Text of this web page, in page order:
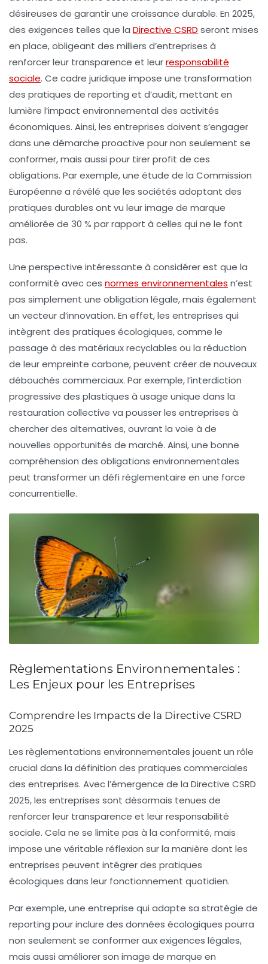
désireuses de garantir une croissance durable. En 2025,
des exigences telles que la Directive CSRD seront mises
en place, obligeant des milliers d’entreprises à
renforcer leur transparence et leurresponsabilité
sociale. Ce cadre juridique impose une transformation
des pratiques de reporting et d’audit, mettant en
lumière l’impact environnemental des activités
économiques. Ainsi, les entreprises doivent s’engager
dans une démarche proactive pour non seulement se
conformer, mais aussi pour tirer profit de ces
obligations. Par exemple, une étude de la Commission
Européenne a révélé que les sociétés adoptant des
pratiques durables ont vu leurimage de marque
améliorée de 30 % par rapport à celles qui ne le font
pas.
Une perspective intéressante à considérer est que la
conformité avec ces normes environnementales n’est
pas simplement une obligation légale, mais également
un vecteur d’innovation. En effet, les entreprises qui
intègrent des pratiques écologiques, comme le
passage à des matériaux recyclables ou la réduction
de leur empreinte carbone, peuvent créer de nouveaux
débouchés commerciaux. Par exemple, l’interdiction
progressive des plastiques à usage unique dans la
restauration collective va pousser les entreprises à
chercher des alternatives, ouvrant la voie à de
nouvelles opportunités de marché. Ainsi, une bonne
compréhension des obligations environnementales
peut transformer un défi réglementaire en une force
concurrentielle.
Règlementations Environnementales :
Les Enjeux pour les Entreprises
Comprendre les Impacts de la Directive CSRD
2025
Les règlementations environnementales jouent un rôle
crucial dans la définition des pratiques commerciales
des entreprises. Avec l’émergence de la Directive CSRD
2025, les entreprises sont désormais tenues de
renforcer leur transparence et leurresponsabilité
sociale. Cela ne se limite pas à la conformité, mais
impose une véritable réflexion sur la manière dont les
entreprises peuvent intégrer des pratiques
écologiques dans leur fonctionnement quotidien.
Par exemple, une entreprise qui adapte sa stratégie de
reporting pour inclure des données écologiques pourra
non seulement se conformer aux exigences légales,
mais aussi améliorer son image de marque en